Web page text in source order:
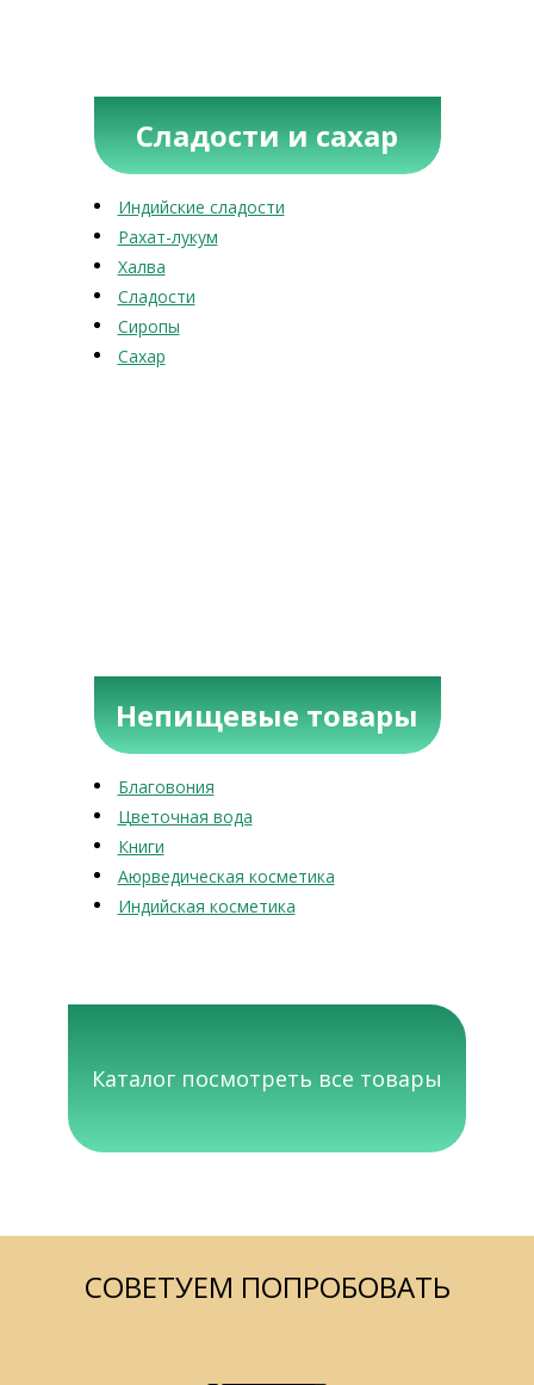
Сладости и сахар
Индийские сладости
Рахат-лукум
Халва
Сладости
Сиропы
Сахар
Непищевые товары
Благовония
Цветочная вода
Книги
Аюрведическая косметика
Индийская косметика
Каталог посмотреть все товары
СОВЕТУЕМ ПОПРОБОВАТЬ